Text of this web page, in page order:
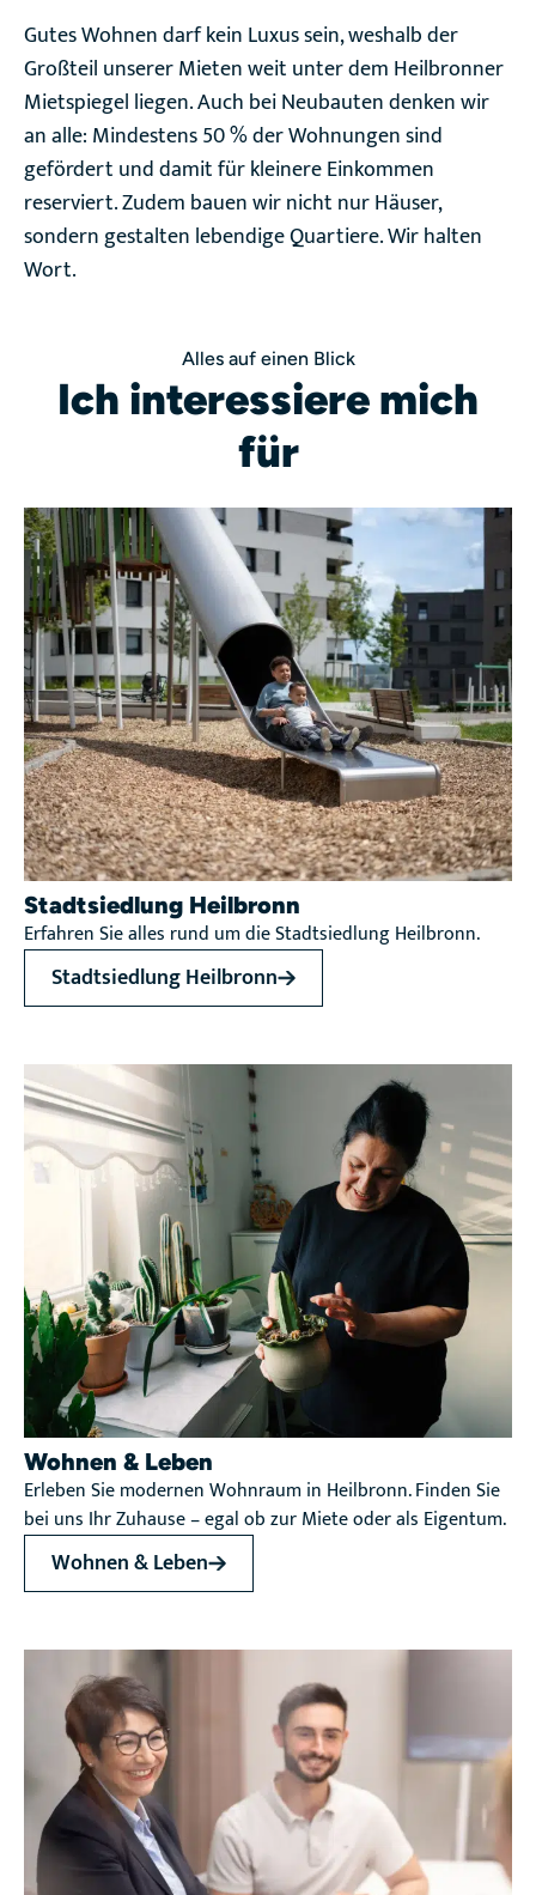
Gutes Wohnen darf kein Luxus sein, weshalb der
Großteil unserer Mieten weit unter dem Heilbronner
Mietspiegel liegen. Auch bei Neubauten denken wir
an alle: Mindestens 50 % der Wohnungen sind
gefördert und damit für kleinere Einkommen
reserviert. Zudem bauen wir nicht nur Häuser,
sondern gestalten lebendige Quartiere. Wir halten
Wort.
Alles auf einen Blick
Ich interessiere mich
für
Stadtsiedlung Heilbronn
Erfahren Sie alles rund um die Stadtsiedlung Heilbronn.
Stadtsiedlung Heilbronn
Wohnen & Leben
Erleben Sie modernen Wohnraum in Heilbronn. Finden Sie
bei uns Ihr Zuhause – egal ob zur Miete oder als Eigentum.
Wohnen & Leben